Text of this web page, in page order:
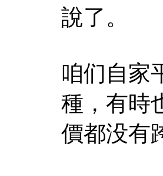
說了。
咱们自家
種，有時
價都没有